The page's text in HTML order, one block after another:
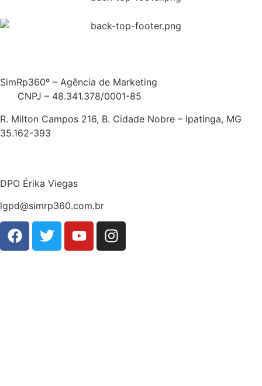
SimRp360º – Agência de Marketing
CNPJ – 48.341.378/0001-85
R. Milton Campos 216, B. Cidade Nobre – Ipatinga, MG
35.162-393
DPO Érika Viegas
lgpd@simrp360.com.br